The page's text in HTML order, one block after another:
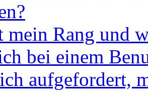
mein Rang und
bei einem
aufgefordert,